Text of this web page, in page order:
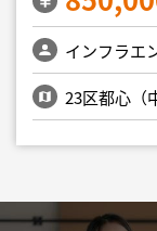
インフラエ
23区都心（